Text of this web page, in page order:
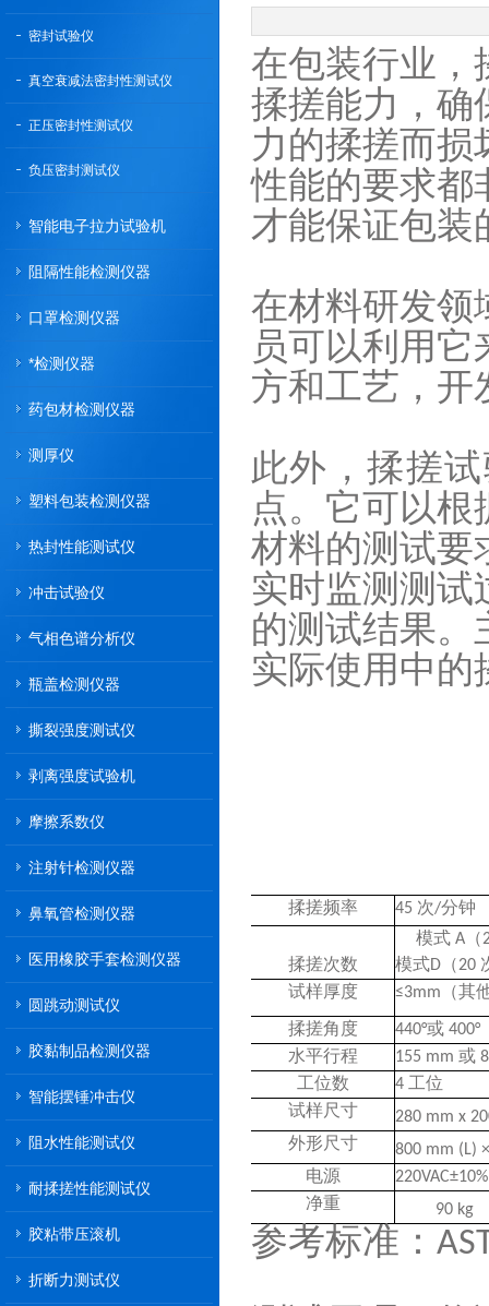
密封试验仪
真空衰减法密封性测试仪
正压密封性测试仪
负压密封测试仪
智能电子拉力试验机
阻隔性能检测仪器
口罩检测仪器
*检测仪器
药包材检测仪器
测厚仪
塑料包装检测仪器
热封性能测试仪
冲击试验仪
气相色谱分析仪
瓶盖检测仪器
撕裂强度测试仪
剥离强度试验机
摩擦系数仪
注射针检测仪器
鼻氧管检测仪器
医用橡胶手套检测仪器
圆跳动测试仪
胶黏制品检测仪器
智能摆锤冲击仪
阻水性能测试仪
耐揉搓性能测试仪
胶粘带压滚机
折断力测试仪
在包装行业，
揉搓能力，确
力的揉搓而损
性能的要求都
才能保证包装
在材料研发领
员可以利用
方和工艺，开
此外，揉搓
点。它可以根
材料的测试要
实时监测测试
的测试结果。
实际使用中的
揉搓频率 45 次/分钟
揉搓次数
模式 A（
模式D（20
试样厚度
≤3mm（其
揉搓角度
440°或 400°
水平行程
155 mm 或
工位数
4 工位
试样尺寸
280 mm x
外形尺寸
800 mm (L)
电源
净重
90 kg
参考标准：